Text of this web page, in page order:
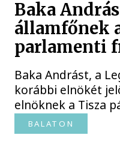
Baka
államfőnek
parlamenti
Baka Andrást, a
korábbi elnökét
elnöknek a Tisza
BALATON